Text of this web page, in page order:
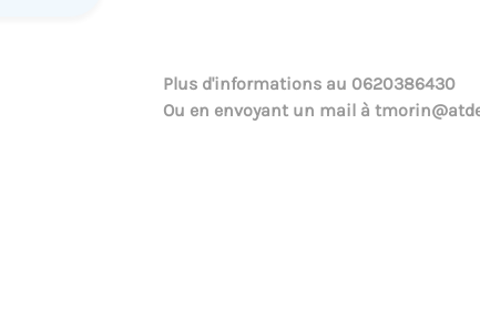
Plus d'informations au 0620386430
Ou en envoyant un mail à